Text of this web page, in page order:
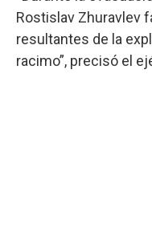
Rostislav Zhuravlev
resultantes de la
racimo”, precisó el